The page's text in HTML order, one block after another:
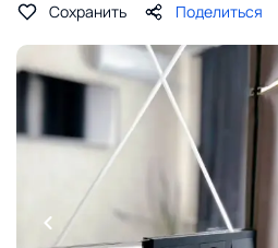
Сохранить Поделиться